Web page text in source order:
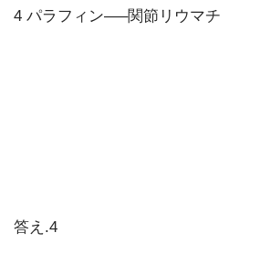
4 パラフィン—–関節リウマチ
答え.4